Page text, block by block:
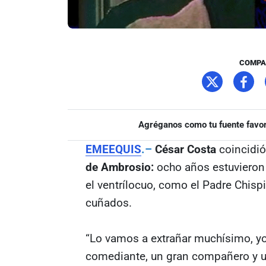
Agréganos como tu fuente
EMEEQUIS.– César Costa
de Ambrosio: ocho años
el ventrílocuo, como el Padre
cuñados.
“Lo vamos a extrañar muchísimo,
comediante, un gran compañero y